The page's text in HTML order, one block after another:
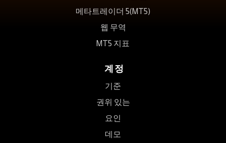
메타트레이더 5(MT5)
웹 무역
MT5 지표
계정
기준
권위 있는
요인
데모